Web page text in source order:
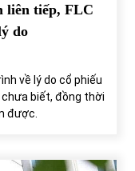
thị trường lập kỷ lục
Top 10 cổ phiếu nổi bật
liên tiếp, FLC
do
về lý do cổ phiếu
chưa biết, đồng thời
được.